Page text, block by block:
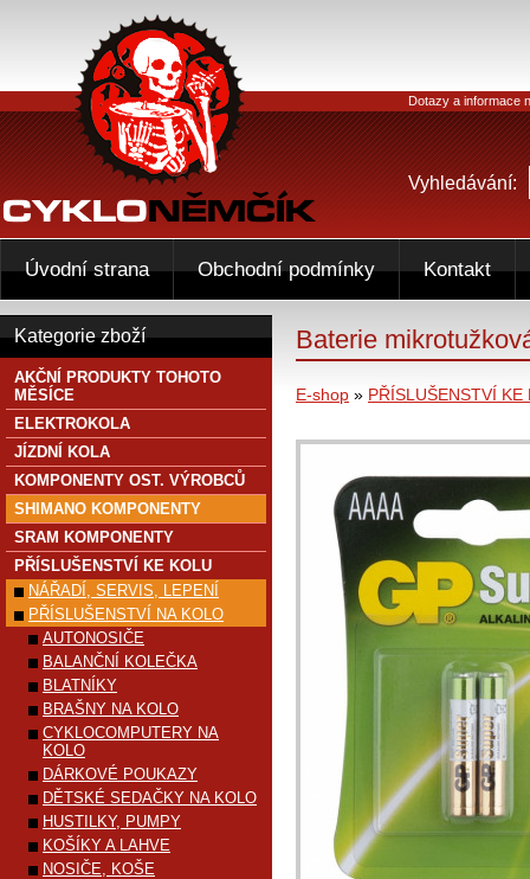
Baterie
E-shop » PŘÍSLUŠENSTVÍ KE
Kategorie zboží
AKČNÍ PRODUKTY TOHOTO
MĚSÍCE
ELEKTROKOLA
JÍZDNÍ KOLA
KOMPONENTY OST. VÝROBCŮ
SHIMANO KOMPONENTY
SRAM KOMPONENTY
PŘÍSLUŠENSTVÍ KE KOLU
NÁŘADÍ, SERVIS, LEPENÍ
PŘÍSLUŠENSTVÍ NA KOLO
AUTONOSIČE
BALANČNÍ KOLEČKA
BLATNÍKY
BRAŠNY NA KOLO
CYKLOCOMPUTERY NA
KOLO
DÁRKOVÉ POUKAZY
DĚTSKÉ SEDAČKY NA KOLO
HUSTILKY, PUMPY
KOŠÍKY A LAHVE
NOSIČE, KOŠE
Dotazy a informace
Vyhledávání:
Úvodní strana Obchodní podmínky Kontakt